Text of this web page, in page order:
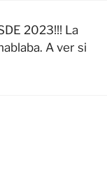
2023!!! La
A ver si